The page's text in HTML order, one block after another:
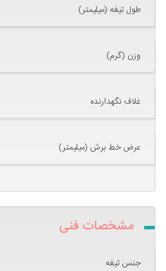
طول تیغه (میلیمتر)
وزن (گرم)
غلاف نگهدارنده
عرض خط برش (میلیمتر)
مشخصات فنی
جنس تیغه